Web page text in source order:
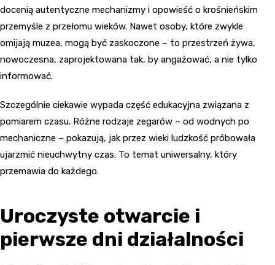
docenią autentyczne mechanizmy i opowieść o krośnieńskim
przemyśle z przełomu wieków. Nawet osoby, które zwykle
omijają muzea, mogą być zaskoczone – to przestrzeń żywa,
nowoczesna, zaprojektowana tak, by angażować, a nie tylko
informować.
Szczególnie ciekawie wypada część edukacyjna związana z
pomiarem czasu. Różne rodzaje zegarów – od wodnych po
mechaniczne – pokazują, jak przez wieki ludzkość próbowała
ujarzmić nieuchwytny czas. To temat uniwersalny, który
przemawia do każdego.
Uroczyste otwarcie i
pierwsze dni działalności